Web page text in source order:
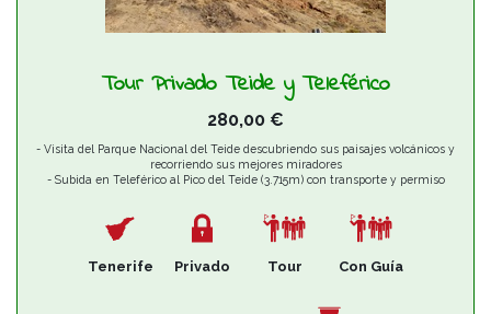
Tour Privado Teide y Teleférico
280,00 €
- Visita del Parque Nacional del Teide descubriendo sus paisajes volcánicos y
recorriendo sus mejores miradores
- Subida en Teleférico al Pico del Teide (3.715m) con transporte y permiso
Patrimonio de la Humanidad por la UNESCO desde 2007
Tenerife Privado Tour Con Guía